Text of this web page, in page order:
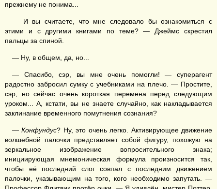
прежнему не понима...
— И вы считаете, что мне следовало бы ознакомиться с
этими и с другими книгами по теме? — Джеймс скрестил
пальцы за спиной.
— Ну, в общем, да, но...
— Спасибо, сэр, вы мне очень помогли! — суперагент
радостно забросил сумку с учебниками на плечо. — Простите,
сэр, но сейчас очень короткая перемена перед следующим
уроком... А, кстати, вы не знаете случайно, как накладывается
заклинание временного помутнения сознания?
—Конфундус? Ну, это очень легко. Активирующее движение
волшебной палочки представляет собой фигуру, похожую на
зеркальное изображение вопросительного знака;
инициирующая мнемоническая формула произносится так,
чтобы её последний слог совпал с последним движением
палочки, указывающим на того, кого необходимо запутать. —